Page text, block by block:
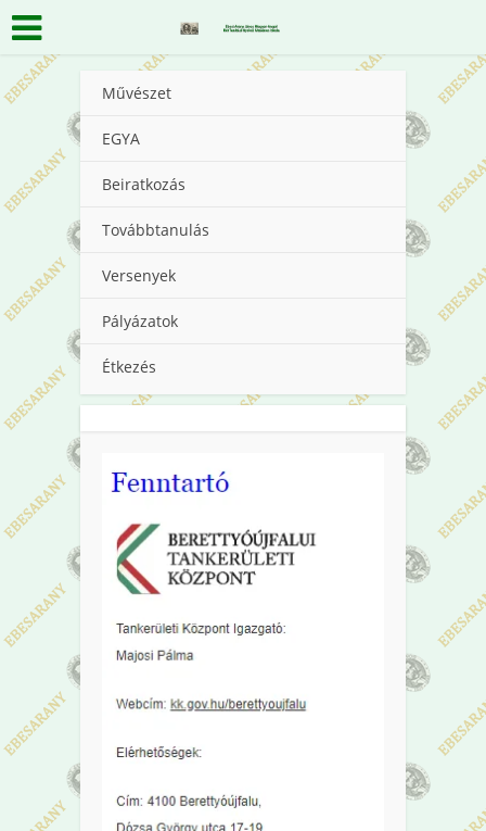
Művészet
EGYA
Beiratkozás
Továbbtanulás
Versenyek
Pályázatok
Étkezés